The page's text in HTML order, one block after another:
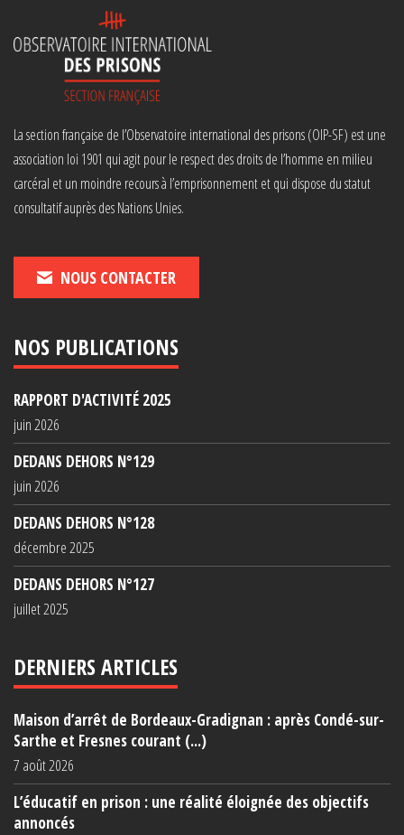
La section française de l’Observatoire international des prisons (OIP-SF) est une
association loi 1901 qui agit pour le respect des droits de l’homme en milieu
carcéral et un moindre recours à l’emprisonnement et qui dispose du statut
consultatif auprès des Nations Unies.
NOUS CONTACTER
NOS PUBLICATIONS
RAPPORT D'ACTIVITÉ 2025
juin 2026
DEDANS DEHORS N°129
juin 2026
DEDANS DEHORS N°128
décembre 2025
DEDANS DEHORS N°127
juillet 2025
DERNIERS ARTICLES
Maison d’arrêt de Bordeaux-Gradignan : après Condé-sur-
Sarthe et Fresnes courant (...)
7 août 2026
L’éducatif en prison : une réalité éloignée des objectifs
annoncés